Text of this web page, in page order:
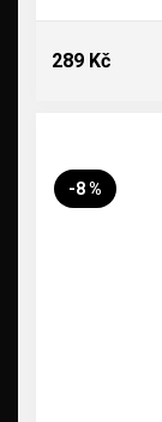
289 Kč
-8 %